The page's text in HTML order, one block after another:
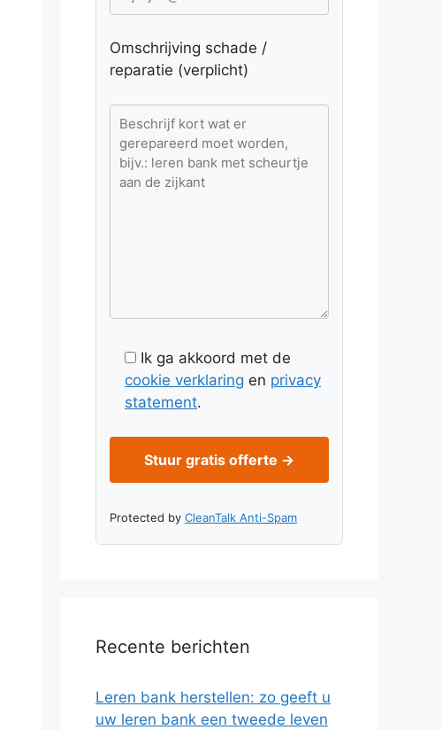
Omschrijving schade /
reparatie (verplicht)
Ik ga akkoord met de
cookie verklaring en privacy
statement.
Protected by CleanTalk Anti-Spam
Recente berichten
Leren bank herstellen: zo geeft u
uw leren bank een tweede leven